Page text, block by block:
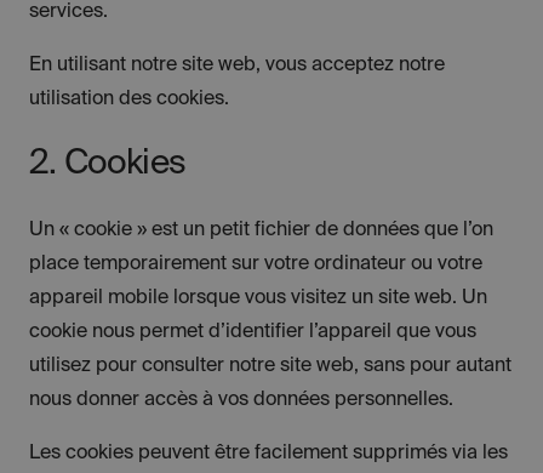
services.
En utilisant notre site web, vous acceptez notre
utilisation des cookies.
2. Cookies
Un « cookie » est un petit fichier de données que l’on
place temporairement sur votre ordinateur ou votre
appareil mobile lorsque vous visitez un site web. Un
cookie nous permet d’identifier l’appareil que vous
utilisez pour consulter notre site web, sans pour autant
nous donner accès à vos données personnelles.
Les cookies peuvent être facilement supprimés via les